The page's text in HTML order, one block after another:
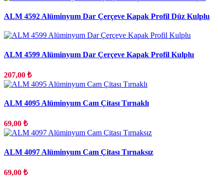
ALM 4592 Alüminyum Dar Çerçeve Kapak Profil Düz Kulplu
ALM 4599 Alüminyum Dar Çerçeve Kapak Profil Kulplu
207,00 ₺
ALM 4095 Alüminyum Cam Çitası Tırnaklı
69,00 ₺
ALM 4097 Alüminyum Cam Çitası Tırnaksız
69,00 ₺